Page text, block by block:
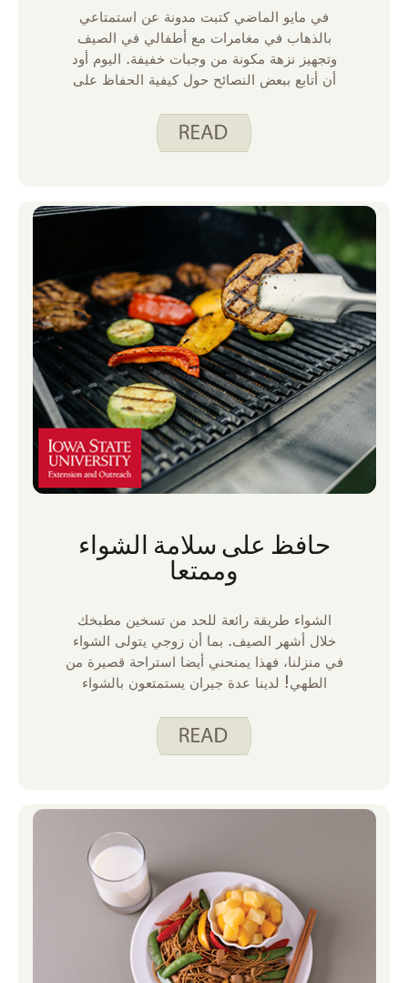
في مايو الماضي كتبت مدونة عن استمتاعي
بالذهاب في مغامرات مع أطفالي في الصيف
وتجهيز نزهة مكونة من وجبات خفيفة. اليوم أود
أن أتابع ببعض النصائح حول كيفية الحفاظ على
حافظ على سلامة الشواء
وممتعا
الشواء طريقة رائعة للحد من تسخين مطبخك
خلال أشهر الصيف. بما أن زوجي يتولى الشواء
في منزلنا، فهذا يمنحني أيضا استراحة قصيرة من
الطهي! لدينا عدة جيران يستمتعون بالشواء
المعتدل. يفضل الانتظار حتى يصبح الطقس لطيفا
بما يكفي ليقضي وقتا في الخارج براحة. عندما
ممارسات السلامة الغذائية المهمة.